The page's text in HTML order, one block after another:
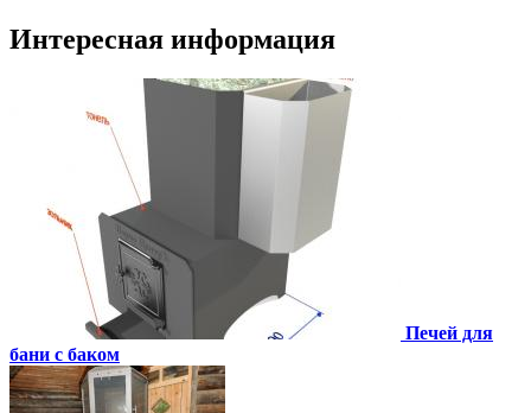
Интересная информация
Печей для
бани с баком